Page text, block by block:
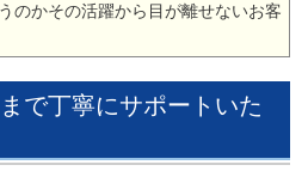
のかその活躍から目が離せないお客
で丁寧にサポートいた